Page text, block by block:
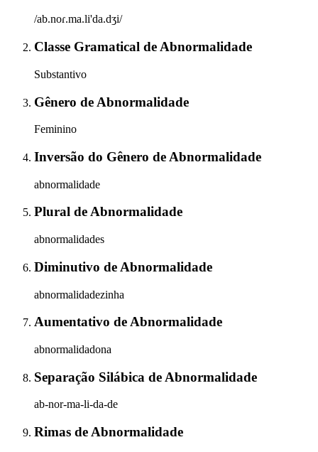
/ab.noɾ.ma.li'da.dʒi/
Classe Gramatical de Abnormalidade
Substantivo
Gênero de Abnormalidade
Feminino
Inversão do Gênero de Abnormalidade
abnormalidade
Plural deAbnormalidade
abnormalidades
Diminutivo de Abnormalidade
abnormalidadezinha
Aumentativo deAbnormalidade
abnormalidadona
Separação Silábica de Abnormalidade
ab-nor-ma-li-da-de
Rimas de Abnormalidade